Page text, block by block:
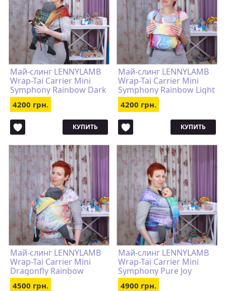
Май-слинг LENNYLAMB
Wrap-Tai Carrier Mini
Symphony Rainbow Dark
4200 грн.
КУПИТЬ
Май-слинг LENNYLAMB
Wrap-Tai Carrier Mini
Symphony Rainbow Light
4200 грн.
КУПИТЬ
Май-слинг LENNYLAMB
Wrap-Tai Carrier Mini
Dragonfly Rainbow
4500 грн.
Май-слинг LENNYLAMB
Wrap-Tai Carrier Mini
Symphony Pure Joy
4900 грн.